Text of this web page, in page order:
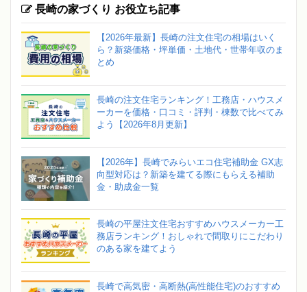
長崎の家づくり お役立ち記事
【2026年最新】長崎の注文住宅の相場はいく
ら？新築価格・坪単価・土地代・世帯年収のま
とめ
長崎の注文住宅ランキング！工務店・ハウスメ
ーカーを価格・口コミ・評判・棟数で比べてみ
よう【2026年8月更新】
【2026年】長崎でみらいエコ住宅補助金 GX志
向型対応は？新築を建てる際にもらえる補助
金・助成金一覧
長崎の平屋注文住宅おすすめハウスメーカー工
務店ランキング！おしゃれで間取りにこだわり
のある家を建てよう
長崎で高気密・高断熱(高性能住宅)のおすすめ